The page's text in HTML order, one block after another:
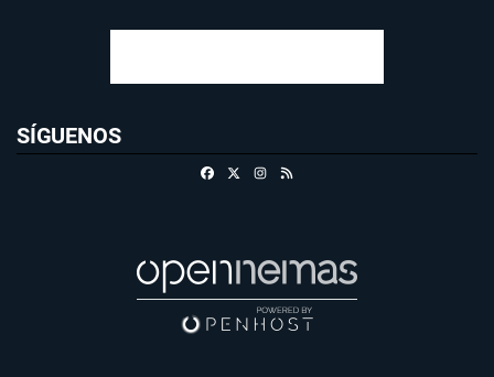
SÍGUENOS
FacebookInstagram